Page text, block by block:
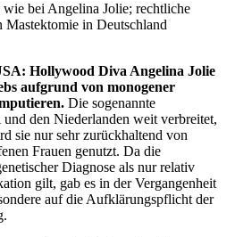
bei Angelina Jolie; rechtliche
Mastektomie in Deutschland
Hollywood Diva Angelina Jolie
aufgrund von monogener
Die sogenannte
den Niederlanden weit verbreitet,
sie nur sehr zurückhaltend von
Frauen genutzt. Da die
Diagnose als nur relativ
gilt, gab es in der Vergangenheit
auf die Aufklärungspflicht der